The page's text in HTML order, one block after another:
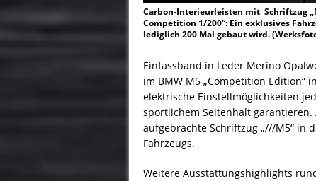
Carbon-Interieurleisten mit Schriftzug
Competition 1/200“: Ein exklusives
lediglich 200 Mal gebaut wird.
Einfassband in Leder Merino
im BMW M5 „Competition
elektrische Einstellmöglichkeiten
sportlichem Seitenhalt
aufgebrachte Schriftzug „///M5“ in
Fahrzeugs.
Weitere Ausstattungshighlights